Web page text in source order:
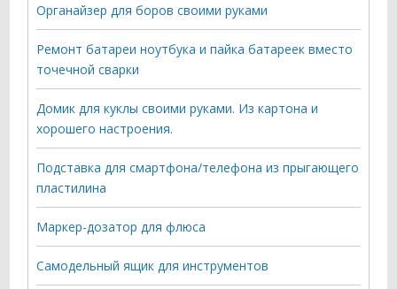
Органайзер для боров своими руками
Ремонт батареи ноутбука и пайка батареек вместо
точечной сварки
Домик для куклы своими руками. Из картона и
хорошего настроения.
Подставка для смартфона/телефона из прыгающего
пластилина
Маркер-дозатор для флюса
Самодельный ящик для инструментов